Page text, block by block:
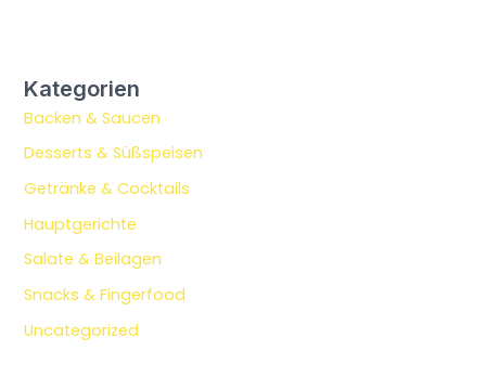
Kategorien
Backen & Saucen
Desserts & Süßspeisen
Getränke & Cocktails
Hauptgerichte
Salate & Beilagen
Snacks & Fingerfood
Uncategorized